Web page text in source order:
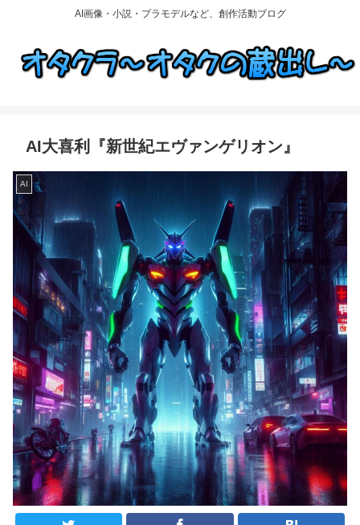
AI画像・小説・プラモデルなど、創作活動ブログ
AI大喜利『新世紀エヴァンゲリオン』
AI